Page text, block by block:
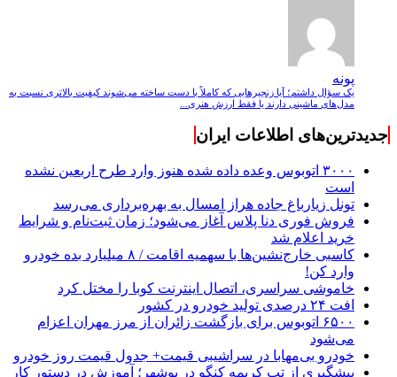
پونه
یک سؤال داشتم؛ آیا زنجیرهایی که کاملاً با دست ساخته می‌شوند کیفیت بالاتری نسبت به
مدل‌های ماشینی دارند یا فقط ارزش هنری...
جدیدترین‌های اطلاعات ایران
۳۰۰۰ اتوبوس وعده داده شده هنوز وارد طرح اربعین نشده
است
تونل زیارباغ جاده هراز امسال به بهره‌برداری می‌رسد
فروش فوری دنا پلاس آغاز می‌شود؛ زمان ثبت‌نام و شرایط
خرید اعلام شد
کاسبی خارج‌نشین‌ها با سهمیه اقامت / ۸ میلیارد بده خودرو
وارد کن!
خاموشی سراسری، اتصال اینترنت کوبا را مختل کرد
افت ۲۴ درصدی تولید خودرو در کشور
۶۵۰۰ اتوبوس برای بازگشت زائران از مرز مهران اعزام
می‌شود
خودرو بی‌مهابا در سراشیبی قیمت+ جدول قیمت روز خودرو
پیشگیری از تب کریمه کنگو در بوشهر؛ آموزش در دستور کار